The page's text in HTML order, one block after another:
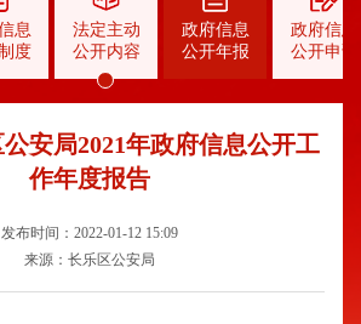
息
度
法定主动
公开内容
政府信息
公开年报
政府信息
公开申请
安局2021年政府信息公开工
作年度报告
发布时间：2022-01-12 15:09
来源：长乐区公安局